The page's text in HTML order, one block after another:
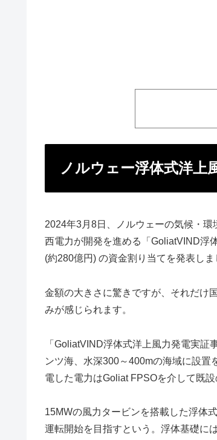
ノルウェー浮体式洋上
2024年3月8日、ノルウェーの気候・
西電力が開発を進める「GoliatVIND浮
(約280億円) の資金割り当てを発表しま
金額の大きさに驚きですが、それだけ
みが感じられます。
「GoliatVIND浮体式洋上風力発電実
ンツ海、水深300～400mの海域に設
電した電力はGoliat FPSOを介して既
15MWの風力タービンを搭載した浮体
運転開始を目指すという。浮体基礎に